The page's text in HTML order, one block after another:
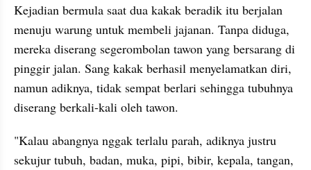
Kejadian bermula saat dua kakak beradik itu berjalan
menuju warung untuk membeli jajanan. Tanpa diduga,
mereka diserang segerombolan tawon yang bersarang di
pinggir jalan. Sang kakak berhasil menyelamatkan diri,
namun adiknya, tidak sempat berlari sehingga tubuhnya
diserang berkali-kali oleh tawon.
"Kalau abangnya nggak terlalu parah, adiknya justru
sekujur tubuh, badan, muka, pipi, bibir, kepala, tangan,